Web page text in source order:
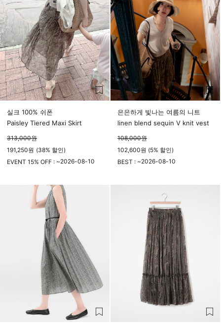
실크 100% 쉬폰
Paisley Tiered Maxi Skirt
313,000원
191,250원 (38% 할인)
EVENT 15% OFF : ~2026-08-10
은은하게 빛나는 여름의 니트
linen blend sequin V knit vest
108,000원
102,600원 (5% 할인)
BEST : ~2026-08-10